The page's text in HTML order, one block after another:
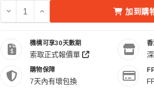
減少 TILTA 鐵頭 BMPCC 4K HALF
增加 TILTA 鐵頭 BMPCC 4K
加到購
機構可享30天數期
索取正式報價單
購物保障
7天內有壞包換